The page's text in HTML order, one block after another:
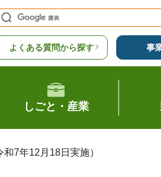
よくある質問から探す 事
しごと・産業
7年12月18日実施）